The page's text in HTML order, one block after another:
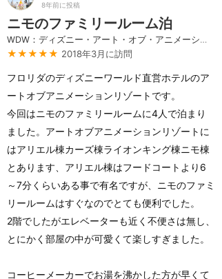
8年前に投稿
ニモのファミリールーム泊
WDW：ディズニー・アート・オブ・アニメーション・リゾート
★★★★★ 2018年3月に訪問
フロリダのディズニーワールド直営ホテルのア
ートオブアニメーションリゾートです。
今回はニモのファミリールームに4人で泊まり
ました。アートオブアニメーションリゾートに
はアリエル棟カーズ棟ライオンキング棟ニモ棟
とあります、アリエル棟はフードコートより6
～7分くらいある事で有名ですが、ニモのファミ
リールームはすぐなのでとても便利でした。
2階でしたがエレベーターも近く不便さは無し、
とにかく部屋の中が可愛くて楽しすぎました。
コーヒーメーカーでお湯を沸かした方が早くて